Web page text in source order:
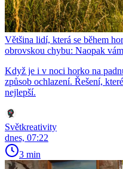
Většina lidí, která se během
obrovskou chybu: Naopak
Když je i v noci horko na
způsob ochlazení. Řešení,
nejlepší.
Světkreativity
dnes, 07:22
3 min